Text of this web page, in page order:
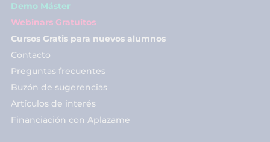
Demo Máster
Webinars Gratuitos
Cursos Gratis para nuevos alumnos
Contacto
Preguntas frecuentes
Buzón de sugerencias
Artículos de interés
Financiación con Aplazame